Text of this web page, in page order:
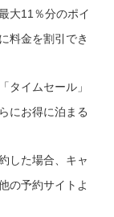
大11％分のポイ
料金を割引でき
タイムセール」
にお得に泊まる
した場合、キャ
の予約サイトよ